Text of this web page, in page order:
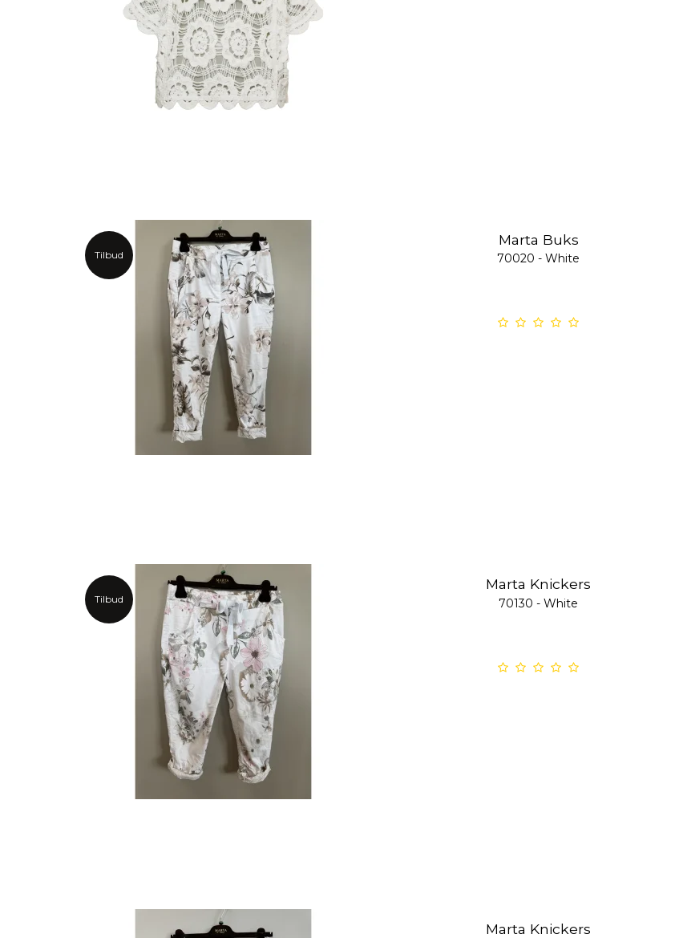
Tilbud
Marta Buks
70020 - White
Tilbud
Marta Knickers
70130 - White
Marta Knickers